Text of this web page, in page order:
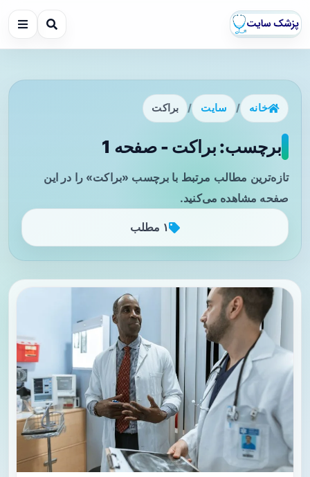
خانه / سایت / براکت
برچسب: براکت - صفحه 1
تازه‌ترین مطالب مرتبط با برچسب «براکت» را در این
صفحه مشاهده می‌کنید.
۱ مطلب